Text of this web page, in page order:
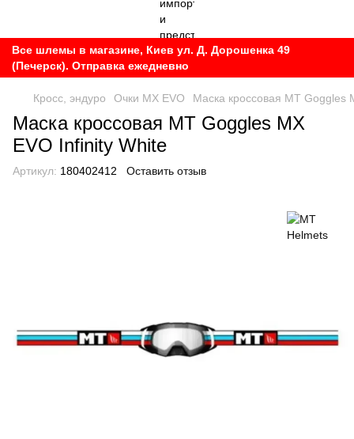
Все шлемы в магазине, Киев ул. Д. Дорошенка 49
(Печерск). Отправка ежедневно
Кросс, эндуро Очки MX EVO Маска кроссовая MT Goggles
Маска кроссовая MT Goggles MX
EVO Infinity White
Артикул: 180402412 Оставить отзыв